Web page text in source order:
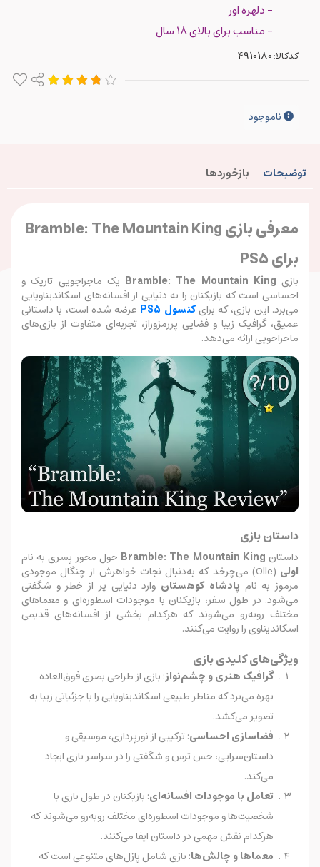
- دلهره اور
- مناسب برای بالای 18 سال
کدکالا:
ناموجود
توضیحات بازخوردها
معرفی بازی Bramble: The Mountain King
برای PS5
بازی Bramble: The Mountain King یک ماجراجویی تاریک و
احساسی است که بازیکنان را به دنیایی از افسانه‌های اسکاندیناویایی
می‌برد. این بازی، که برایکنسول PS5
عرضه شده است، با داستانی
عمیق، گرافیک زیبا و فضایی پررمزوراز، تجربه‌ای متفاوت از بازی‌های
ماجراجویی ارائه می‌دهد.
داستان بازی
داستان Bramble: The Mountain King حول محور پسری به نام
اولی
(Olle) می‌چرخد که به‌دنبال نجات خواهرش از چنگال موجودی
مرموز به نام پادشاه کوهستان وارد دنیایی پر از خطر و شگفتی
می‌شود. در طول سفر، بازیکنان با موجودات اسطوره‌ای و معماهای
مختلف روبه‌رو می‌شوند که هرکدام بخشی از افسانه‌های قدیمی
اسکاندیناوی را روایت می‌کنند.
ویژگی‌های کلیدی بازی
گرافیک هنری و چشم‌نواز: بازی از طراحی بصری فوق‌العاده
بهره می‌برد که مناظر طبیعی اسکاندیناویایی را با جزئیاتی زیبا به
تصویر می‌کشد.
فضاسازی احساسی: ترکیبی از نورپردازی، موسیقی و
داستان‌سرایی، حس ترس و شگفتی را در سراسر بازی ایجاد
می‌کند.
تعامل با موجودات افسانه‌ای: بازیکنان در طول بازی با
شخصیت‌ها و موجودات اسطوره‌ای مختلف روبه‌رو می‌شوند که
هرکدام نقش مهمی در داستان ایفا می‌کنند.
معماها و چالش‌ها: بازی شامل پازل‌های متنوعی است که